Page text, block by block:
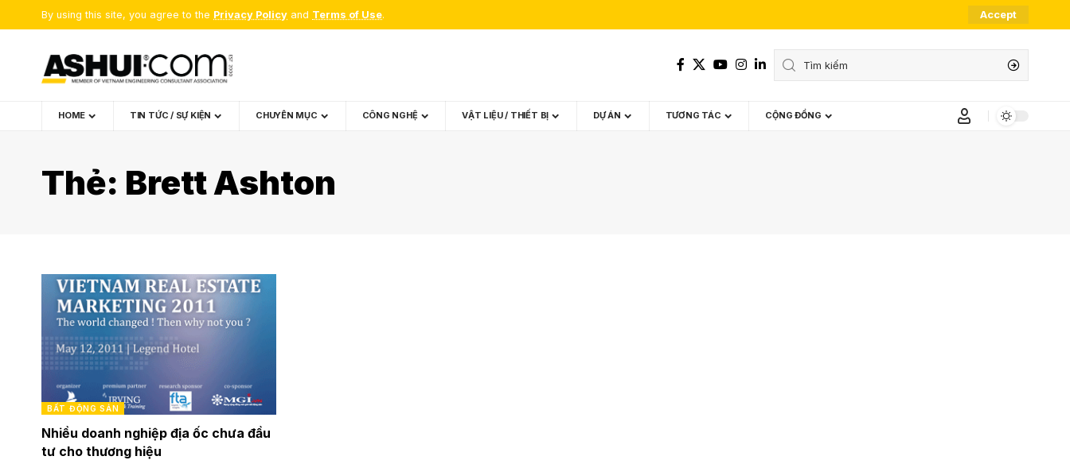
By using this site, you agree to the Privacy Policy and Terms of Use. Accept
HOME TIN TỨC / SỰ KIỆN CHUYÊN MỤC CÔNG NGHỆ VẬT LIỆU / THIẾT BỊ DỰ ÁN TƯƠNG TÁC CỘNG ĐỒNG
Thẻ: Brett Ashton
BẤT ĐỘNG SẢN
Nhiều doanh nghiệp địa ốc chưa đầu
tư cho thương hiệu